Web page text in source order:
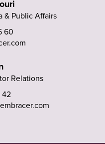
& Public Affairs
60
Relations
42